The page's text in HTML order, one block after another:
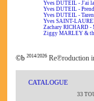
Yves DUTEIL - J'ai
Yves DUTEIL -
Yves DUTEIL -
Yves SAINT-
Zachary RICHARD -
Ziggy MARLEY &
©b 2014/2026 Re℗roduction
CATALOGUE
33